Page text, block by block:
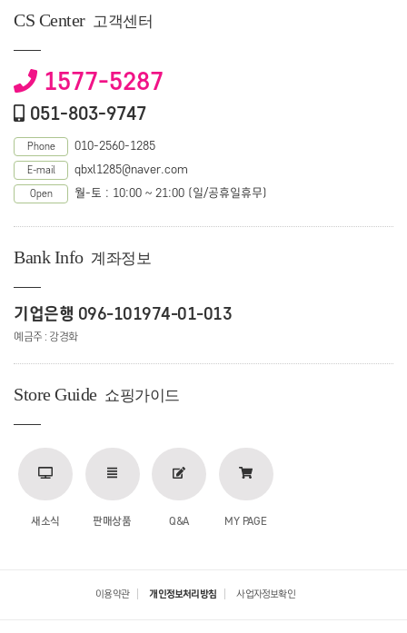
CS Center 고객센터
1577-5287
051-803-9747
Phone 010-2560-1285
E-mail qbxl1285@naver.com
Open 월-토 : 10:00 ~ 21:00 (일/공휴일휴무)
Bank Info 계좌정보
기업은행 096-101974-01-013
예금주 : 강경화
Store Guide 쇼핑가이드
새소식 판매상품 Q&A MY PAGE
이용약관 개인정보처리방침 사업자정보확인